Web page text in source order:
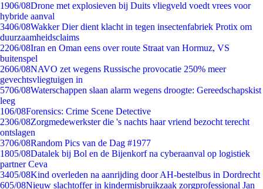
1906/08Drone met explosieven bij Duits vliegveld voedt vrees voor
hybride aanval
3406/08Wakker Dier dient klacht in tegen insectenfabriek Protix om
duurzaamheidsclaims
2206/08Iran en Oman eens over route Straat van Hormuz, VS
buitenspel
2606/08NAVO zet wegens Russische provocatie 250% meer
gevechtsvliegtuigen in
5706/08Waterschappen slaan alarm wegens droogte: Gereedschapskist
leeg
106/08Forensics: Crime Scene Detective
2306/08Zorgmedewerkster die 's nachts haar vriend bezocht terecht
ontslagen
3706/08Random Pics van de Dag #1977
1805/08Datalek bij Bol en de Bijenkorf na cyberaanval op logistiek
partner Ceva
3405/08Kind overleden na aanrijding door AH-bestelbus in Dordrecht
605/08Nieuw slachtoffer in kindermisbruikzaak zorgprofessional Jan